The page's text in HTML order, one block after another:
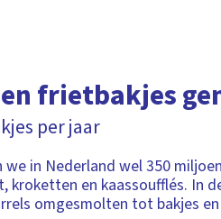
frietbakjes
per jaar
we in Nederland wel 350
kroketten en kaassoufflés. In
omgesmolten tot bakjes